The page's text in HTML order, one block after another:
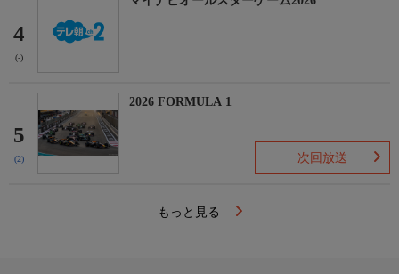
4
(-)
5
(2)
2026 FORMULA 1
次回放送
もっと見る